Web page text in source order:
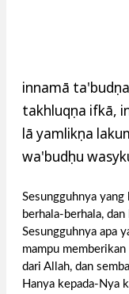
innamā
takhluqụna ifkā,
lā yamlikụna
wa'budụhu
Sesungguhnya yang
berhala-berhala,
Sesungguhnya apa
mampu
dari Allah, dan
Hanya kepada-Nya